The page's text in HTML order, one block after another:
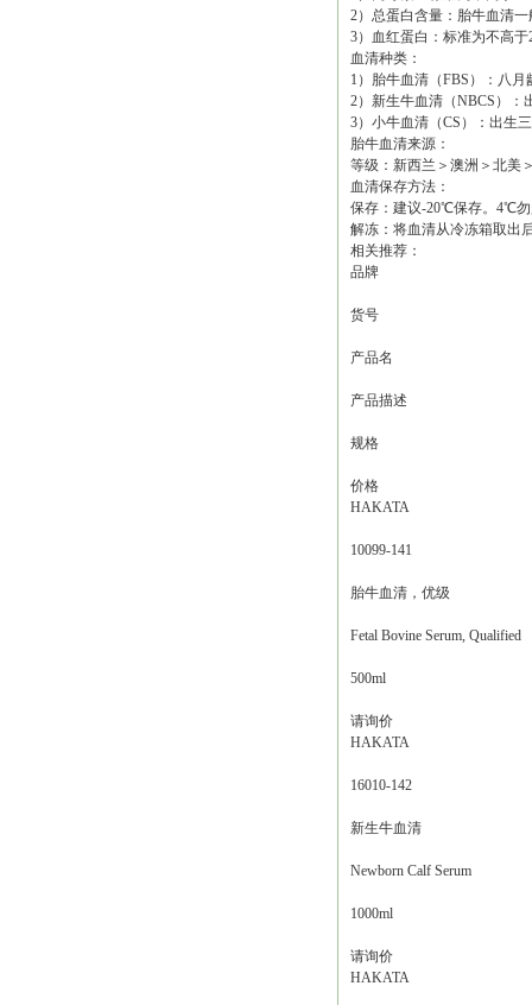
2）总蛋白含量：胎牛血清一
3）血红蛋白：标准为不高于
血清种类：
1）胎牛血清（FBS）：八
2）新生牛血清（NBCS）：
3）小牛血清（CS）：出生
胎牛血清来源：
等级：新西兰＞澳洲＞北美
血清保存方法：
保存：建议-20℃保存。4℃勿
解冻：将血清从冷冻箱取出
相关推荐：
品牌
货号
产品名
产品描述
规格
价格
HAKATA
10099-141
胎牛血清，优级
Fetal Bovine Serum, Qualified
500ml
请询价
HAKATA
16010-142
新生牛血清
Newborn Calf Serum
1000ml
请询价
HAKATA